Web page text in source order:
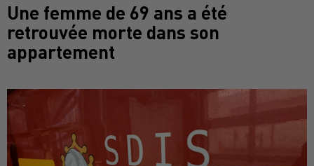
Une femme de 69 ans a été
retrouvée morte dans son
appartement